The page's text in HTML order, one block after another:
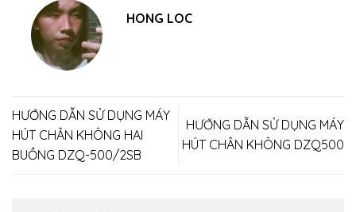
HONG LOC
HƯỚNG DẪN SỬ DỤNG MÁY
HÚT CHÂN KHÔNG HAI
BUỒNG DZQ-500/2SB
HƯỚNG DẪN SỬ DỤNG MÁY
HÚT CHÂN KHÔNG DZQ500